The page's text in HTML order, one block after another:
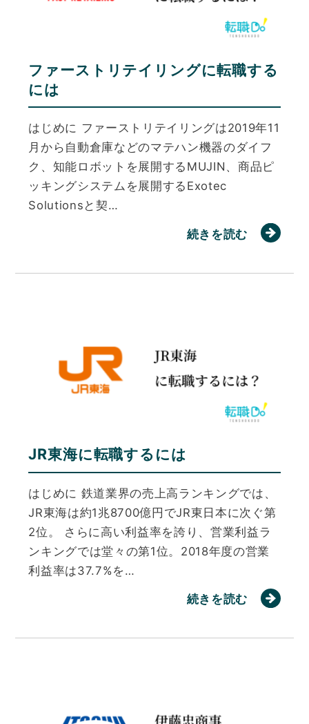
ファーストリテイリングに転職する
には
はじめに ファーストリテイリングは2019年11
月から自動倉庫などのマテハン機器のダイフ
ク、知能ロボットを展開するMUJIN、商品ピ
ッキングシステムを展開するExotec
Solutionsと契…
続きを読む
JR東海に転職するには
はじめに 鉄道業界の売上高ランキングでは、
JR東海は約1兆8700億円でJR東日本に次ぐ第
2位。 さらに高い利益率を誇り、営業利益ラ
ンキングでは堂々の第1位。2018年度の営業
利益率は37.7%を…
続きを読む